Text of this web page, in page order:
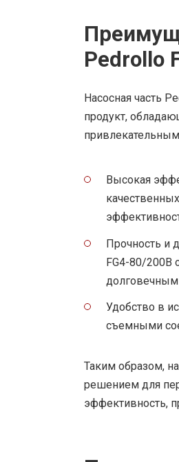
Pedrollo
Насосная часть
продукт,
Высокая
Прочность и
FG4-80/200B
долговечным
Удобство в
съемными
Таким образом,
решением для
эффективность,